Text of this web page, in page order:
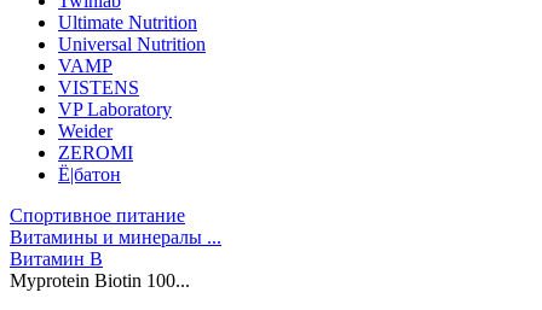
Ultimate Nutrition
Universal Nutrition
VAMP
VISTENS
VP Laboratory
Weider
ZEROMI
Ё|батон
Спортивное питание
Витамины и минералы ...
Витамин B
Myprotein Biotin 100...